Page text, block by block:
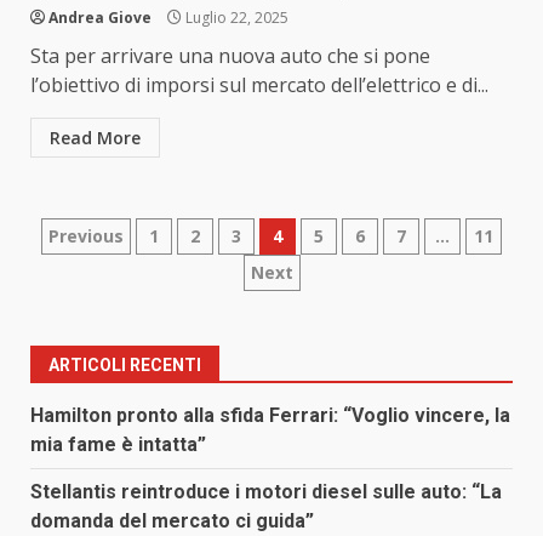
Andrea Giove Luglio 22, 2025
Sta per arrivare una nuova auto che si pone
l’obiettivo di imporsi sul mercato dell’elettrico e di...
Read More
Paginazione
articoli
Previous 1 2 3 4 5 6 7 …
11
Next
ARTICOLI RECENTI
Hamilton pronto alla sfida Ferrari: “Voglio vincere, la
mia fame è intatta”
Stellantis reintroduce i motori diesel sulle auto: “La
domanda del mercato ci guida”